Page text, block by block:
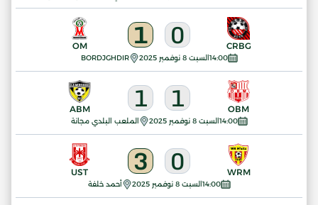
14:00السبت 8 نوفمبر 2025 BORDJGHDIR
CRBG
0
1
OM
14:00السبت 8 نوفمبر 2025 الملعب البلدي مجانة
OBM
1
1
ABM
14:00السبت 8 نوفمبر 2025 أحمد خلفة
WRM
0
3
UST